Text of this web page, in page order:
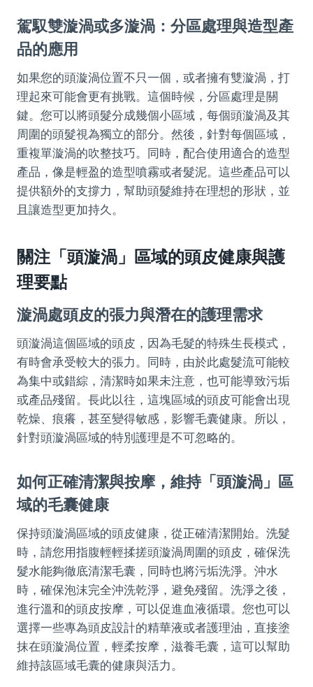
駕馭雙漩渦或多漩渦：分區處理與造型產
品的應用
如果您的頭漩渦位置不只一個，或者擁有雙漩渦，打
理起來可能會更有挑戰。這個時候，分區處理是關
鍵。您可以將頭髮分成幾個小區域，每個頭漩渦及其
周圍的頭髮視為獨立的部分。然後，針對每個區域，
重複單漩渦的吹整技巧。同時，配合使用適合的造型
產品，像是輕盈的造型噴霧或者髮泥。這些產品可以
提供額外的支撐力，幫助頭髮維持在理想的形狀，並
且讓造型更加持久。
關注「頭漩渦」區域的頭皮健康與護
理要點
漩渦處頭皮的張力與潛在的護理需求
頭漩渦這個區域的頭皮，因為毛髮的特殊生長模式，
有時會承受較大的張力。同時，由於此處髮流可能較
為集中或錯綜，清潔時如果未注意，也可能導致污垢
或產品殘留。長此以往，這塊區域的頭皮可能會出現
乾燥、痕癢，甚至變得敏感，影響毛囊健康。所以，
針對頭漩渦區域的特別護理是不可忽略的。
如何正確清潔與按摩，維持「頭漩渦」區
域的毛囊健康
保持頭漩渦區域的頭皮健康，從正確清潔開始。洗髮
時，請您用指腹輕輕揉搓頭漩渦周圍的頭皮，確保洗
髮水能夠徹底清潔毛囊，同時也將污垢洗淨。沖水
時，確保泡沫完全沖洗乾淨，避免殘留。洗淨之後，
進行溫和的頭皮按摩，可以促進血液循環。您也可以
選擇一些專為頭皮設計的精華液或者護理油，直接塗
抹在頭漩渦位置，輕柔按摩，滋養毛囊，這可以幫助
維持該區域毛囊的健康與活力。